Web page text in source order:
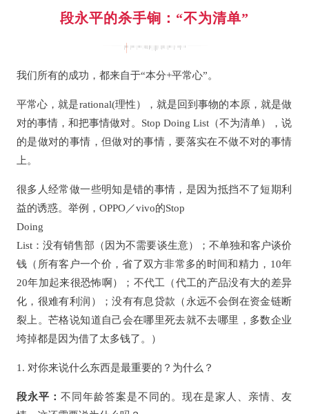
段永平的杀手锏：“不为清单”
我们所有的成功，都来自于“本分+平常心”。
平常心，就是rational(理性），就是回到事物的本原，就是做
对的事情，和把事情做对。Stop Doing List（不为清单），说
的是做对的事情，但做对的事情，要落实在不做不对的事情
上。
很多人经常做一些明知是错的事情，是因为抵挡不了短期利
益的诱惑。举例，OPPO／vivo的Stop
Doing
List：没有销售部（因为不需要谈生意）；不单独和客户谈价
钱（所有客户一个价，省了双方非常多的时间和精力，10年
20年加起来很恐怖啊）；不代工（代工的产品没有大的差异
化，很难有利润）；没有有息贷款（永远不会倒在资金链断
裂上。芒格说知道自己会在哪里死去就不去哪里，多数企业
垮掉都是因为借了太多钱了。）
1. 对你来说什么东西是最重要的？为什么？
段永平： 不同年龄答案是不同的。现在是家人、亲情、友